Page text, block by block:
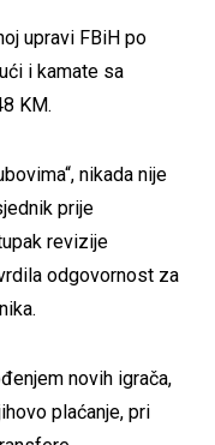
upravi FBiH po
i kamate sa
KM.
nikada nije
prije
revizije
odgovornost za
novih igrača,
plaćanje, pri